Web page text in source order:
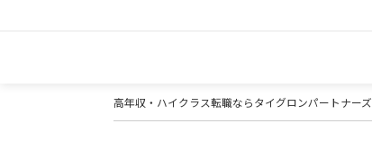
高年収・ハイクラス転職ならタイグロンパートナーズ